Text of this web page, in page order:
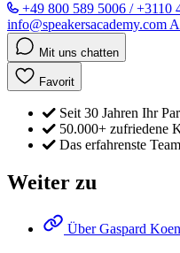
+49 800 589 5006 / +3110
info@speakersacademy.com
Mit uns chatten
Favorit
Seit 30 Jahren Ihr
50.000+ zufriedene
Das erfahrenste
Weiter zu
Über Gaspard